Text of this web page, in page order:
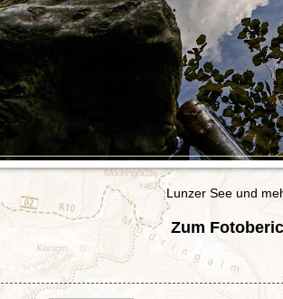
Lunzer See und
Zum